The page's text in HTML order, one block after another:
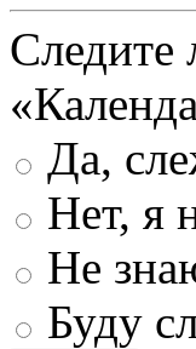
Следите
Да,
Нет, я
Не
Буду